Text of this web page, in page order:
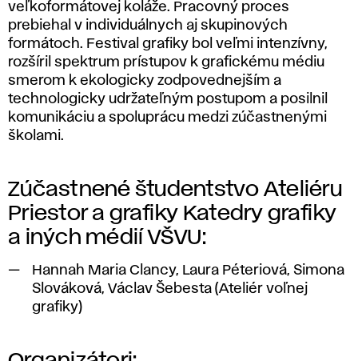
veľkoformátovej koláže. Pracovný proces
prebiehal v individuálnych aj skupinových
formátoch. Festival grafiky bol veľmi intenzívny,
rozšíril spektrum prístupov k grafickému médiu
smerom k ekologicky zodpovednejším a
technologicky udržateľným postupom a posilnil
komunikáciu a spoluprácu medzi zúčastnenými
školami.
Zúčastnené študentstvo Ateliéru
Priestor a grafiky Katedry grafiky
a iných médií VŠVU:
Hannah Maria Clancy, Laura Péteriová, Simona
Slováková, Václav Šebesta (Ateliér voľnej
grafiky)